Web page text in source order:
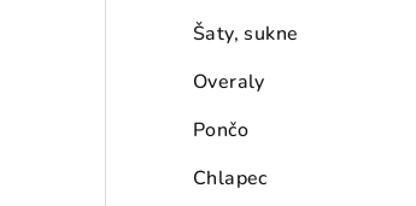
Šaty, sukne
Overaly
Pončo
Chlapec